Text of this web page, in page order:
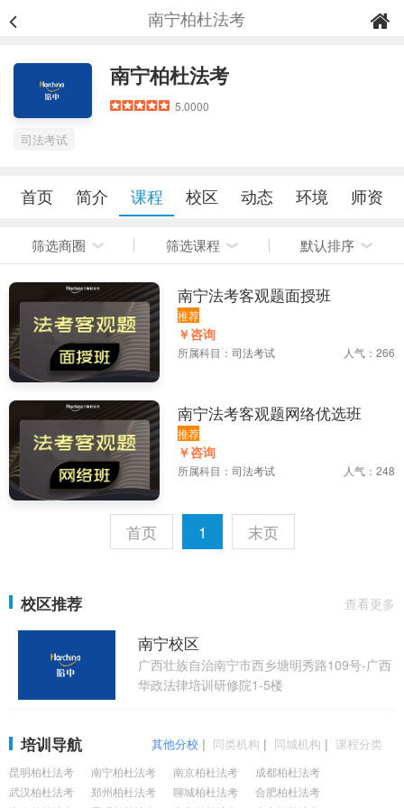
南宁柏杜法考
南宁柏杜法考
5.0000
司法考试
首页 简介 课程 校区 动态 环境 师资
筛选商圈 筛选课程 默认排序
南宁法考客观题面授班
推荐
￥咨询
所属科目： 司法考试 人气：266
南宁法考客观题网络优选班
推荐
￥咨询
所属科目： 司法考试 人气：248
首页 1 末页
校区推荐 查看更多
南宁校区
广西壮族自治南宁市西乡塘明秀路109号-广西
华政法律培训研修院1-5楼
其他分校 | 同类机构 | 同城机构 | 课程分类
培训导航
昆明柏杜法考 南宁柏杜法考 南京柏杜法考
成都柏杜法考
武汉柏杜法考
郑州柏杜法考 聊城柏杜法考
合肥柏杜法考